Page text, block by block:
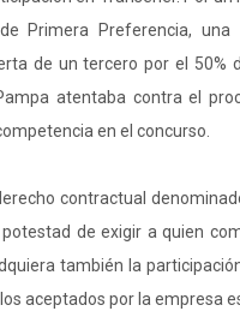
Primera Preferencia,
de un tercero por el 50%
atentaba contra el
en el concurso.
contractual
de exigir a quien
también la
aceptados por la empresa